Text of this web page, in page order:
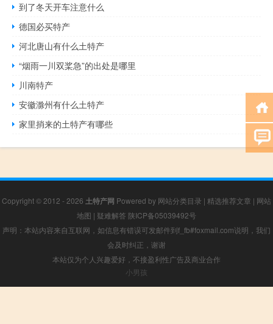
到了冬天开车注意什么
德国必买特产
河北唐山有什么土特产
“烟雨一川双桨急”的出处是哪里
川南特产
安徽滁州有什么土特产
家里捎来的土特产有哪些
Copyright © 2012 - 2026 土特产网 Powered by 网站分类目录 | 精选推荐文章 | 网站
地图 | 疑难解答 陕ICP备05039492号
声明：本站内容来自互联网，如信息有错误可发邮件到f_fb#foxmail.com说明，我们
会及时纠正，谢谢
本站仅为个人兴趣爱好，不接盈利性广告及商业合作
小男孩